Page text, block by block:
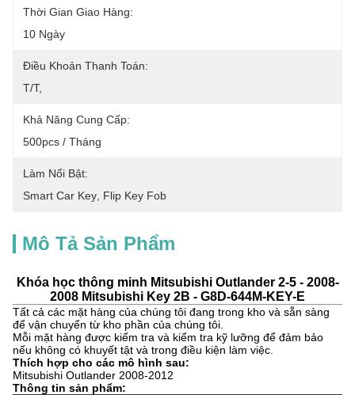
Thời Gian Giao Hàng:
10 Ngày
Điều Khoản Thanh Toán:
T/T,
Khả Năng Cung Cấp:
500pcs / Tháng
Làm Nổi Bật:
Smart Car Key Flip Key Fob
Mô Tả Sản Phẩm
Khóa học thông minh Mitsubishi Outlander 2-5 - 2008-
2008 Mitsubishi Key 2B - G8D-644M-KEY-E
Tất cả các mặt hàng của chúng tôi đang trong kho và sẵn sàng
để vận chuyển từ kho phần của chúng tôi.
Mỗi mặt hàng được kiểm tra và kiểm tra kỹ lưỡng để đảm bảo
nếu không có khuyết tật và trong điều kiện làm việc.
Thích hợp cho các mô hình sau:
Mitsubishi Outlander 2008-2012
Thông tin sản phẩm: